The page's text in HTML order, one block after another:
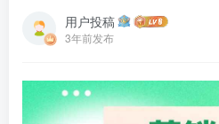
用户投稿
3年前发布